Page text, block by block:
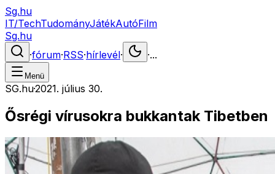
Sg.hu
IT/TechTudományJátékAutóFilm
Sg.hu
·fórum·RSS·hírlevél· ·...
Menü
SG.hu·2021. július 30.
Ősrégi vírusokra bukkantak Tibetben